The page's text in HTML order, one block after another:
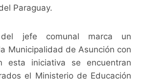
Paraguay.
jefe comunal marca un
Municipalidad de Asunción con
esta iniciativa se encuentran
el Ministerio de Educación